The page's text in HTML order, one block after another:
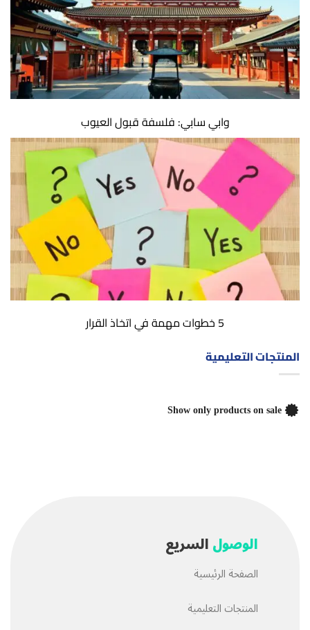
وابي سابي: فلسفة قبول العيوب
5 خطوات مهمة في اتخاذ القرار
المنتجات التعليمية
Show only products on sale
الوصولالسريع
الصفحة الرئيسية
المنتجات التعليمية